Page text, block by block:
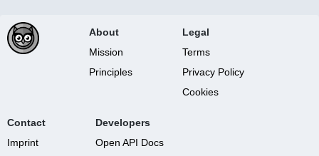
About
Mission
Principles
Legal
Terms
Privacy Policy
Cookies
Contact
Imprint
Developers
Open API Docs